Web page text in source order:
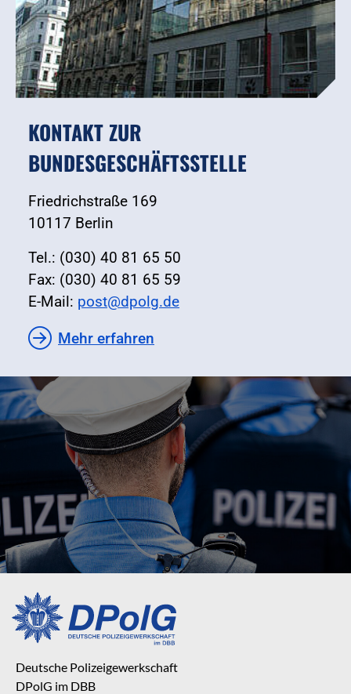
KONTAKT ZUR
BUNDESGESCHÄFTSSTELLE
Friedrichstraße 169
10117 Berlin
Tel.: (030) 40 81 65 50
Fax: (030) 40 81 65 59
E-Mail: post@dpolg.de
Mehr erfahren
Deutsche Polizeigewerkschaft
DPolG im DBB